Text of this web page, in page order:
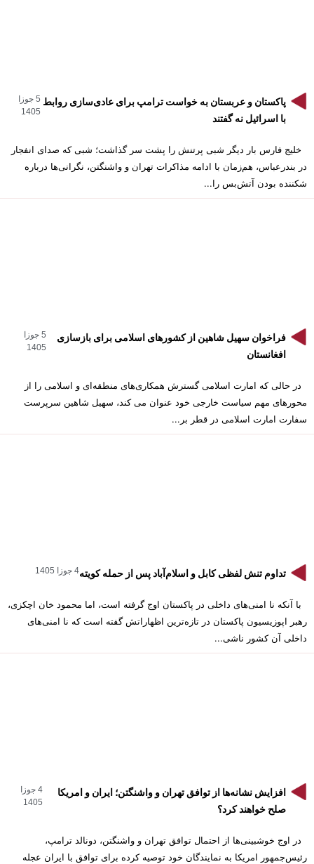
پاکستان و عربستان به خواست ترامپ برای عادی‌سازی روابط
با اسرائیل نه گفتند
5 جوزا
1405
خلیج فارس بار دیگر شبی پرتنش را پشت سر گذاشت؛ شبی که صدای انفجار
در بندرعباس، هم‌زمان با ادامه مذاکرات تهران و واشنگتن، نگرانی‌ها درباره
شکننده بودن آتش‌بس را...
فراخوان سهیل شاهین از کشورهای اسلامی برای بازسازی
افغانستان
5 جوزا
1405
در حالی که امارت اسلامی گسترش همکاری‌های منطقه‌ای و اسلامی را از
محورهای مهم سیاست خارجی خود عنوان می کند، سهیل شاهین سرپرست
سفارت امارت اسلامی در قطر بر...
تداوم تنش لفظی کابل و اسلام‌آباد پس از حمله کویته4 جوزا 1405
با آنکه نا امنی‌های داخلی در پاکستان اوج گرفته است، اما محمود خان اچکزی،
رهبر اپوزیسیون پاکستان در تازه‌ترین اظهاراتش گفته است که نا امنی‌های
داخلی آن کشور ناشی...
افزایش نشانه‌ها از توافق تهران و واشنگتن؛ ایران و امریکا
صلح خواهند کرد؟
4 جوزا
1405
در اوج خوشبینی‌ها از احتمال توافق تهران و واشنگتن، دونالد ترامپ،
رئیس‌جمهور امریکا به نمایندگان خود توصیه کرده برای توافق با ایران عجله